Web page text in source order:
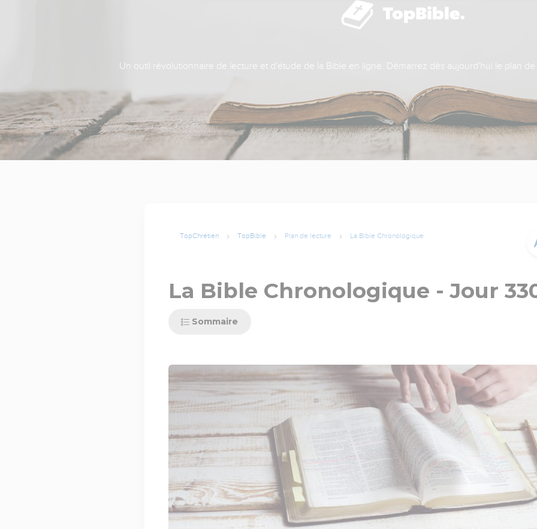
Un outil révolutionnaire de lecture et d'étude de la Bible en ligne. Démarrez dès aujourd'hui le plan
TopChrétien TopBible Plan de lecture La Bible Chronologique
La Bible Chronologique - Jour
Sommaire